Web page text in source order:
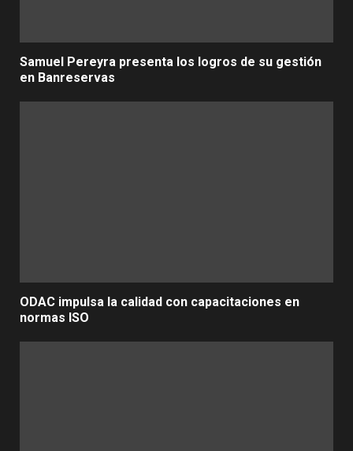
Samuel Pereyra presenta los logros de su gestión
en Banreservas
ODAC impulsa la calidad con capacitaciones en
normas ISO